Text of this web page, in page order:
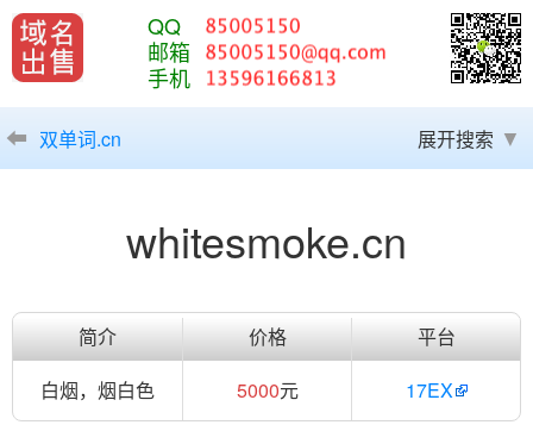
QQ
邮箱
手机
双单词.cn 展开搜索
whitesmoke.cn
简介 价格
平台
白烟，烟白色
5000元 17EX